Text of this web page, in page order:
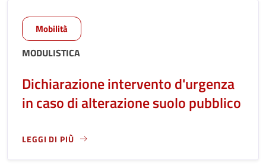
Mobilità
MODULISTICA
Dichiarazione intervento d'urgenza
in caso di alterazione suolo pubblico
LEGGI DI PIÙ
LEGGI ANCORA RIGUARDO A: DICHIARAZIONE